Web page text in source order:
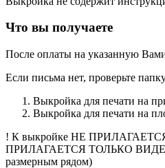
Что вы получаете
После оплаты на указанную
Если письма нет, проверьте
Выкройка для печати на
Выкройка для печати на
! К выкройке НЕ ПРИЛАГАЕТСЯ
ПРИЛАГАЕТСЯ ТОЛЬКО
размерным рядом)